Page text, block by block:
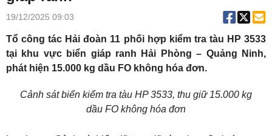
19/12/2025 09:03
Tổ công tác Hải đoàn 11 phối hợp kiểm tra tàu HP 3533
tại khu vực biển giáp ranh Hải Phòng – Quảng Ninh,
phát hiện 15.000 kg dầu FO không hóa đơn.
Cảnh sát biển kiểm tra tàu HP 3533, thu giữ 15.000 kg
dầu FO không hóa đơn